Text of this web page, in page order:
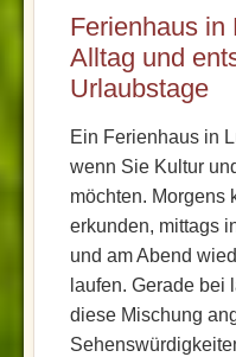
Ferienhaus in
Alltag und
Urlaubstage
Ein Ferienhaus in
wenn Sie Kultur
möchten. Morgens
erkunden, mittags
und am Abend
laufen. Gerade bei
diese Mischung